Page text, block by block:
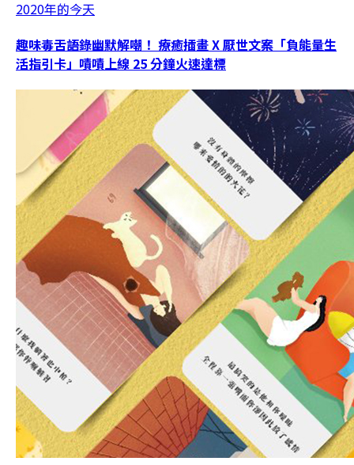
2020年的今天
趣味毒舌語錄幽默解嘲！ 療癒插畫 X 厭世文案「負能量生
活指引卡」嘖嘖上線 25 分鐘火速達標